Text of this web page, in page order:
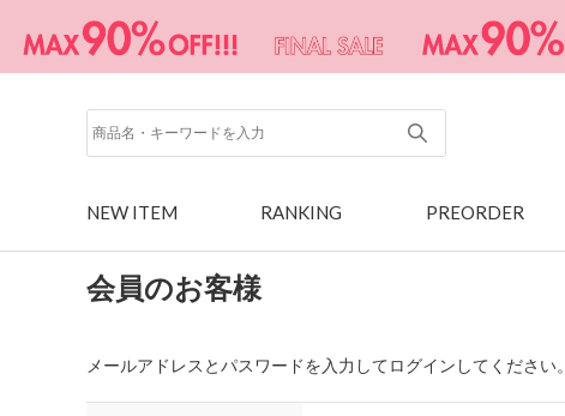
NEW ITEM RANKING PREORDER
会員のお客様
メールアドレスとパスワードを入力してログインしてください。